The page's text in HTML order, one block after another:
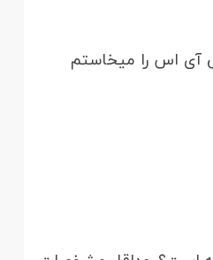
آی اس را میخاستم